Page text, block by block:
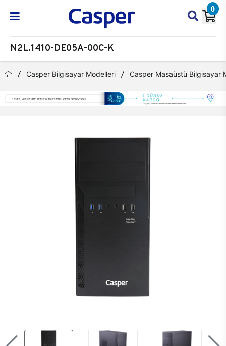
0
N2L.1410-DE05A-00C-K
Casper Bilgisayar Modelleri Casper Masaüstü Bilgisayar